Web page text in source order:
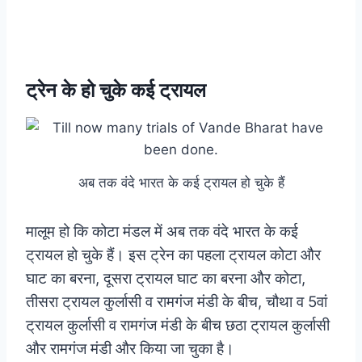
ट्रेन के हो चुके कई ट्रायल
अब तक वंदे भारत के कई ट्रायल हो चुके हैं
मालूम हो कि कोटा मंडल में अब तक वंदे भारत के कई
ट्रायल हो चुके हैं। इस ट्रेन का पहला ट्रायल कोटा और
घाट का बरना, दूसरा ट्रायल घाट का बरना और कोटा,
तीसरा ट्रायल कुर्लासी व रामगंज मंडी के बीच, चौथा व 5वां
ट्रायल कुर्लासी व रामगंज मंडी के बीच छठा ट्रायल कुर्लासी
और रामगंज मंडी और किया जा चुका है।